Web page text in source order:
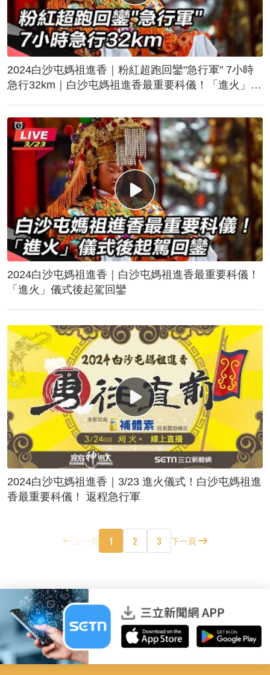
2024白沙屯媽祖進香｜粉紅超跑回鑾"急行軍" 7小時
急行32km｜白沙屯媽祖進香最重要科儀！「進火」儀
2024白沙屯媽祖進香｜白沙屯媽祖進香最重要科儀！
「進火」儀式後起駕回鑾
2024白沙屯媽祖進香｜3/23 進火儀式！白沙屯媽祖進
香最重要科儀！ 返程急行軍
上一頁 1 2 3 下一頁